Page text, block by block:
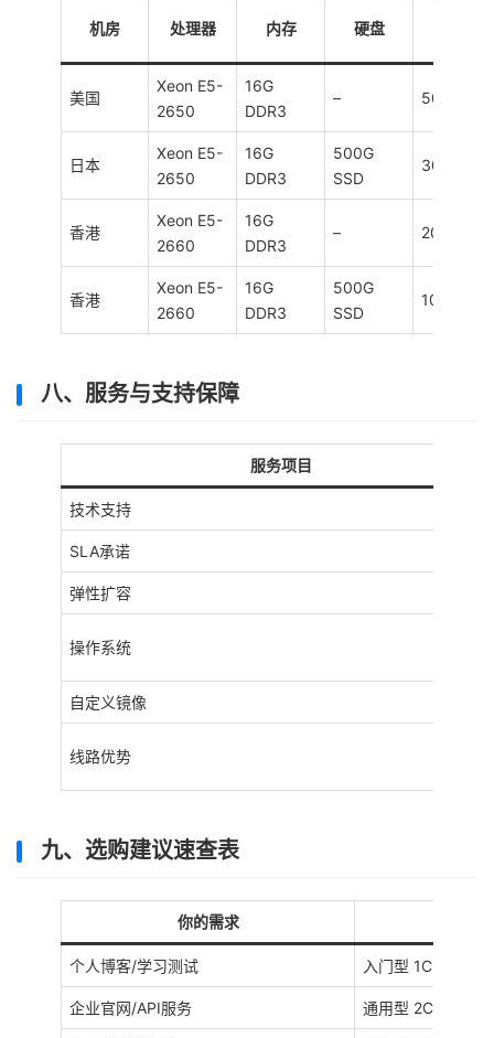
机房 处理器 内存 硬盘
美国
Xeon E5-
2650
16G
DDR3
– 50Mbps
日本
Xeon E5-
2650
16G
DDR3
500G
SSD
30Mbps
香港
Xeon E5-
2660
16G
DDR3
– 20Mbps
香港
Xeon E5-
2660
16G
DDR3
500G
SSD
10Mbps
八、服务与支持保障
服务项目
技术支持
SLA承诺
弹性扩容
操作系统
自定义镜像
线路优势
九、选购建议速查表
你的需求
个人博客/学习测试 入门型 1C1G（美
企业官网/API服务 通用型